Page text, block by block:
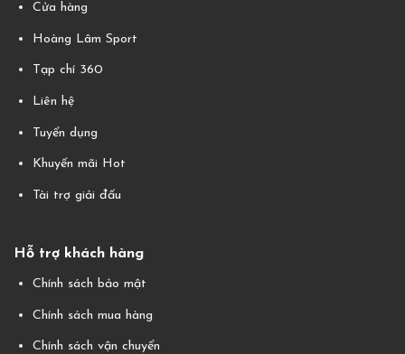
Cửa hàng
Hoàng Lâm Sport
Tạp chí 360
Liên hệ
Tuyển dụng
Khuyến mãi Hot
Tài trợ giải đấu
Hỗ trợ khách hàng
Chính sách bảo mật
Chính sách mua hàng
Chính sách vận chuyển